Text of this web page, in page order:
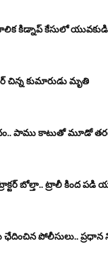
కిడ్నాప్ కేసులో యువకుడి
చిన్న కుమారుడు మృతి
పాము కాటుతో మూడో
బోల్తా.. ట్రాలీ కింద పడి
పోలీసులు.. ప్రధాన